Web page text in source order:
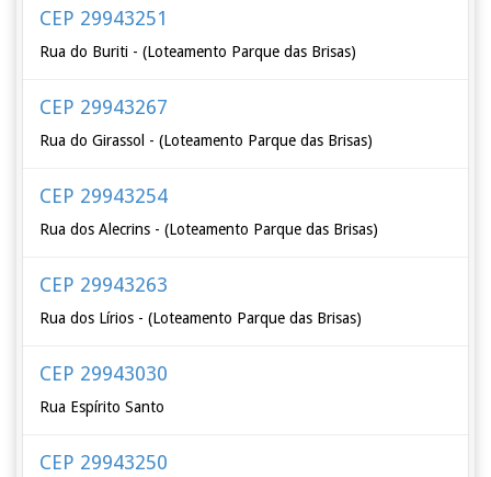
CEP 29943251
Rua do Buriti - (Loteamento Parque das Brisas)
CEP 29943267
Rua do Girassol - (Loteamento Parque das Brisas)
CEP 29943254
Rua dos Alecrins - (Loteamento Parque das Brisas)
CEP 29943263
Rua dos Lírios - (Loteamento Parque das Brisas)
CEP 29943030
Rua Espírito Santo
CEP 29943250